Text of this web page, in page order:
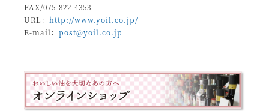
FAX/075-822-4353
URL： http://www.yoil.co.jp/
E-mail： post@yoil.co.jp